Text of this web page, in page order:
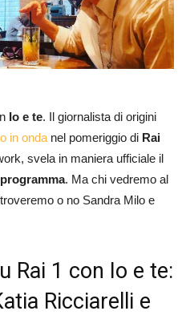
Io e te. Il giornalista di origini
in onda nel pomeriggio di Rai
svela in maniera ufficiale il
programma. Ma chi vedremo al
o no Sandra Milo e
Rai 1 con Io e te:
Ricciarelli e